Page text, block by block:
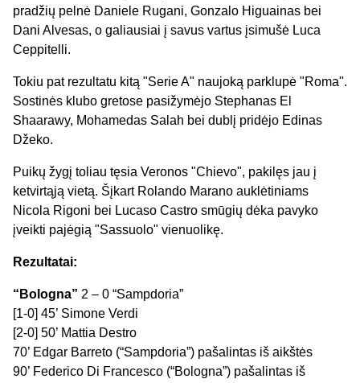
pradžių pelnė Daniele Rugani, Gonzalo Higuainas bei
Dani Alvesas, o galiausiai į savus vartus įsimušė Luca
Ceppitelli.
Tokiu pat rezultatu kitą "Serie A" naujoką parklupė "Roma".
Sostinės klubo gretose pasižymėjo Stephanas El
Shaarawy, Mohamedas Salah bei dublį pridėjo Edinas
Džeko.
Puikų žygį toliau tęsia Veronos "Chievo", pakilęs jau į
ketvirtąją vietą. Šįkart Rolando Marano auklėtiniams
Nicola Rigoni bei Lucaso Castro smūgių dėka pavyko
įveikti pajėgią "Sassuolo" vienuolikę.
Rezultatai:
“Bologna” 2 – 0 “Sampdoria”
[1-0] 45’ Simone Verdi
[2-0] 50’ Mattia Destro
70’ Edgar Barreto (“Sampdoria”) pašalintas iš aikštės
90’ Federico Di Francesco (“Bologna”) pašalintas iš